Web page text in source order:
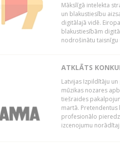
Mākslīgā intelekta
un blakustiesību
digitālajā vidē.
blakustiesībām
nodrošinātu taisnīgu
ATKLĀTS
Latvijas Izpildītāju
mūzikas nozares
tiešraides
martā. Pretendentus
profesionālo
izcenojumu